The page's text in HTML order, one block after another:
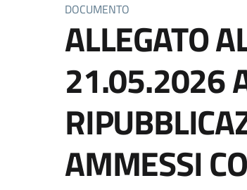
DOCUMENTO
ALLEGATO
21.05.2026
AMMESSI